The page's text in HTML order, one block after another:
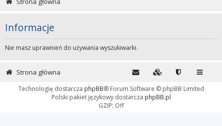
Informacje
Nie masz uprawnień do używania wyszukiwarki.
Strona główna
Technologię dostarcza phpBB® Forum Software © phpBB Limited
Polski pakiet językowy dostarcza phpBB.pl
GZIP: Off